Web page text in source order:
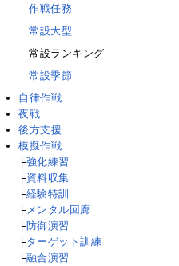
作戦任務
常設大型
常設ランキング
常設季節
自律作戦
夜戦
後方支援
模擬作戦
├強化練習
├資料収集
├経験特訓
├メンタル回廊
├防御演習
├ターゲット訓練
└融合演習